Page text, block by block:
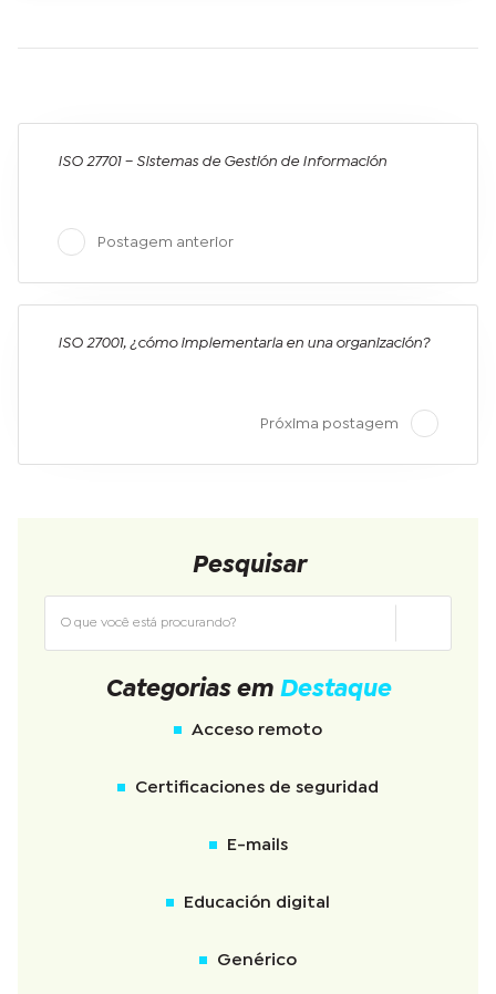
ISO 27701 – Sistemas de Gestión de Información
Postagem anterior
ISO 27001, ¿cómo implementarla en una organización?
Próxima postagem
Pesquisar
Categorias em Destaque
Acceso remoto
Certificaciones de seguridad
E-mails
Educación digital
Genérico